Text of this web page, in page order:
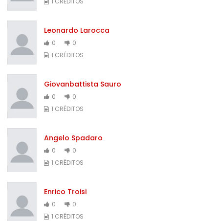
Leonardo Larocca
0
0
1 CRÉDITOS
Giovanbattista Sauro
0
0
1 CRÉDITOS
Angelo Spadaro
0
0
1 CRÉDITOS
Enrico Troisi
0
0
1 CRÉDITOS